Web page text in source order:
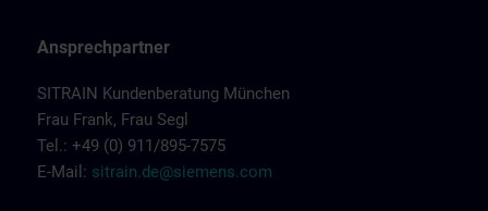
Ansprechpartner
SITRAIN Kundenberatung München
Frau Frank, Frau Segl
Tel.: +49 (0) 911/895-7575
E-Mail: sitrain.de@siemens.com